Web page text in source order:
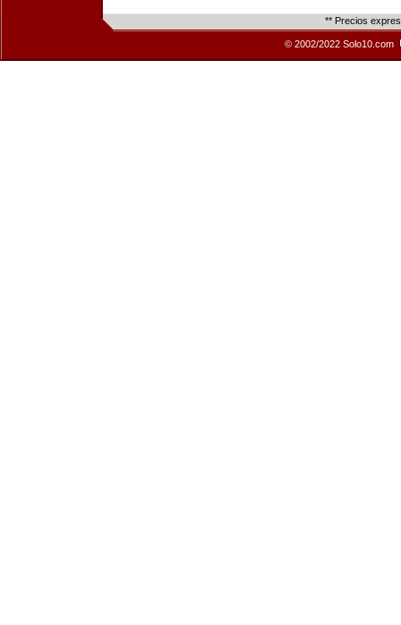
** Precios
© 2002/2022 Solo10.com